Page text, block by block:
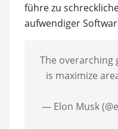
führe zu
aufwendiger
The overarching
is maximize
— Elon Musk